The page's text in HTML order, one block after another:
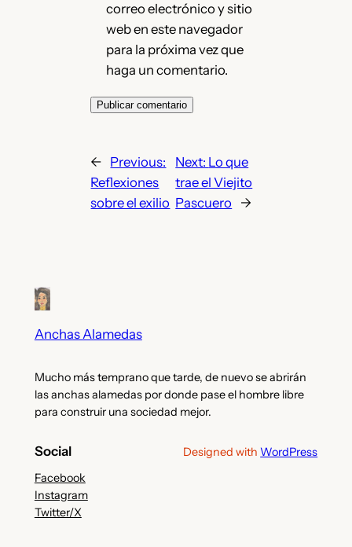
correo electrónico y sitio
web en este navegador
para la próxima vez que
haga un comentario.
← Previous:
Reflexiones
sobre el exilio
Next: Lo que
trae el Viejito
Pascuero
→
Anchas Alamedas
Mucho más temprano que tarde, de nuevo se abrirán
las anchas alamedas por donde pase el hombre libre
para construir una sociedad mejor.
Social
Facebook
Instagram
Twitter/X
Designed with WordPress